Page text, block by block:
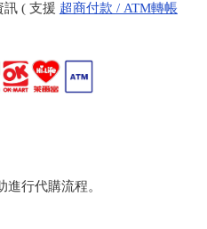
訊 ( 支援 超商付款 / ATM轉帳
行代購流程。